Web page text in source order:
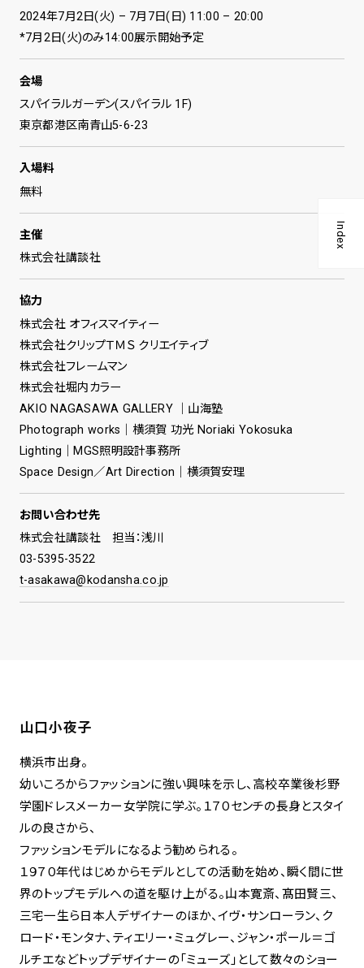
Index
2024年7月2日(火) – 7月7日(日) 11:00 – 20:00
*7月2日(火)のみ14:00展示開始予定
会場
スパイラルガーデン(スパイラル 1F)
東京都港区南青山5-6-23
入場料
無料
主催
株式会社講談社
協力
株式会社 オフィスマイティー
株式会社クリップＴＭＳ クリエイティブ
株式会社フレームマン
株式会社堀内カラー
AKIO NAGASAWA GALLERY ｜山海塾
Photograph works｜横須賀 功光 Noriaki Yokosuka
Lighting｜MGS照明設計事務所
Space Design／Art Direction｜横須賀安理
お問い合わせ先
株式会社講談社 担当：浅川
03-5395-3522
t-asakawa@kodansha.co.jp
山口小夜子
横浜市出身。
幼いころからファッションに強い興味を示し、高校卒業後杉野
学園ドレスメーカー女学院に学ぶ。１７０センチの長身とスタイ
ルの良さから、
ファッションモデルになるよう勧められる。
１９７０年代はじめからモデルとしての活動を始め、瞬く間に世
界のトップモデルへの道を駆け上がる。山本寛斎、髙田賢三、
三宅一生ら日本人デザイナーのほか、イヴ・サンローラン、ク
ロード・モンタナ、ティエリー・ミュグレー、ジャン・ポール＝ゴ
ルチエなどトップデザイナーの「ミューズ」として数々のショー